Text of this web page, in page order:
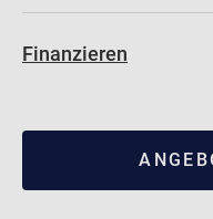
Finanzieren